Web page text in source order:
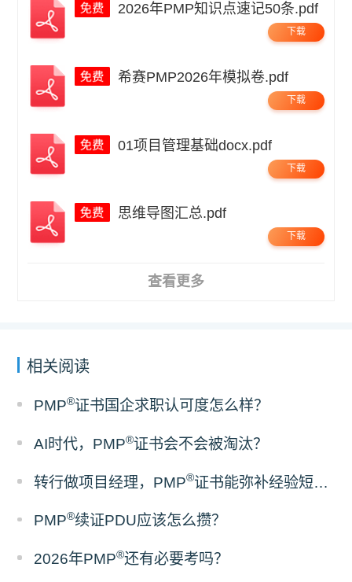
2026年PMP知识点速记50条.pdf
下载
希赛PMP2026年模拟卷.pdf
下载
01项目管理基础docx.pdf
下载
思维导图汇总.pdf
下载
查看更多
相关阅读
PMP®证书国企求职认可度怎么样？
AI时代，PMP®证书会不会被淘汰？
转行做项目经理，PMP®证书能弥补经验短板吗？
PMP®续证PDU应该怎么攒？
2026年PMP®还有必要考吗？